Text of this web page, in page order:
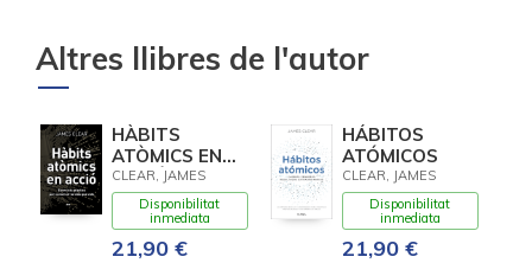
Altres llibres de l'autor
HÀBITS
ATÒMICS EN
ACCIÓ
CLEAR, JAMES
Disponibilitat
inmediata
21,90 €
HÁBITOS
ATÓMICOS
CLEAR, JAMES
Disponibilitat
inmediata
21,90 €